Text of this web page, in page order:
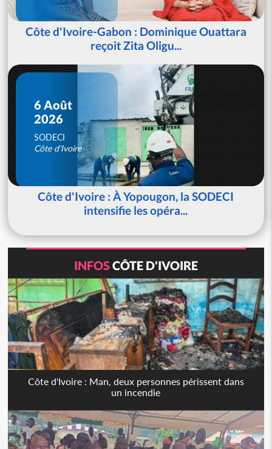
Côte d'Ivoire-Gabon : Dominique Ouattara
reçoit Zita Oligu...
6 Août
2026
SODECI
Côte d'Ivoire
Côte d'Ivoire : À Yopougon, la SODECI
intensifie les opéra...
INFOSCÔTE D'IVOIRE
Côte d'Ivoire : Man, deux personnes périssent dans
un incendie